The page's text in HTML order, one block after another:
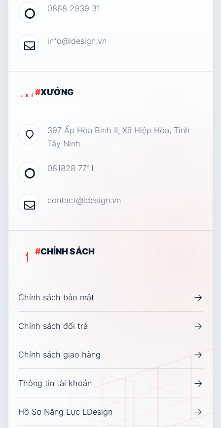
0868 2939 31
info@ldesign.vn
#XƯỞNG
397 Ấp Hòa Bình II, Xã Hiệp Hòa, Tỉnh
Tây Ninh
081828 7711
contact@ldesign.vn
#CHÍNH SÁCH
Chính sách bảo mật →
Chính sách đổi trả →
Chính sách giao hàng →
Thông tin tài khoản →
Hồ Sơ Năng Lực LDesign →